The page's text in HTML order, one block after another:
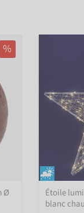
%
Ø
Étoile
blanc